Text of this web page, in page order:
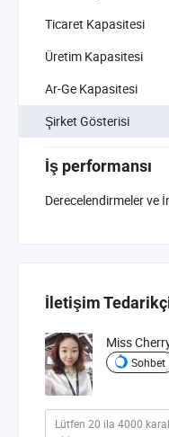
Ticaret Kapasitesi
Üretim Kapasitesi
Ar-Ge Kapasitesi
Şirket Gösterisi
İş performansı
Derecelendirmeler ve
İletişim
Miss
Sohbet